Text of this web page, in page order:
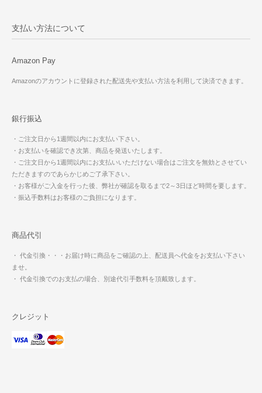
支払い方法について
Amazon Pay
Amazonのアカウントに登録された配送先や支払い方法を利用して決済できます。
銀行振込
・ご注文日から1週間以内にお支払い下さい。
・お支払いを確認でき次第、商品を発送いたします。
・ご注文日から1週間以内にお支払いいただけない場合はご注文を無効とさせてい
ただきますのであらかじめご了承下さい。
・お客様がご入金を行った後、弊社が確認を取るまで2～3日ほど時間を要します。
・振込手数料はお客様のご負担になります。
商品代引
・ 代金引換・・・お届け時に商品をご確認の上、配送員へ代金をお支払い下さい
ませ。
・ 代金引換でのお支払の場合、別途代引手数料を頂戴致します。
クレジット